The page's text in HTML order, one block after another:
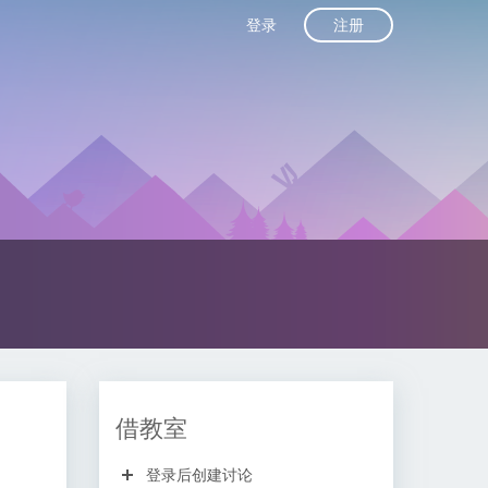
登录 注册
借教室
登录后创建讨论